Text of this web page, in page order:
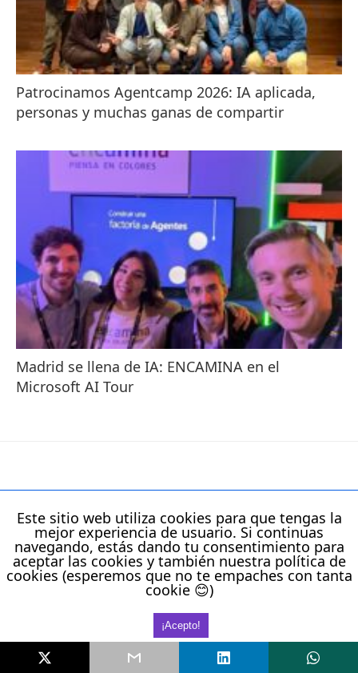
Patrocinamos Agentcamp 2026: IA aplicada,
personas y muchas ganas de compartir
Madrid se llena de IA: ENCAMINA en el
Microsoft AI Tour
No hay eventos
Este sitio web utiliza cookies para que tengas la
mejor experiencia de usuario. Si continuas
navegando, estás dando tu consentimiento para
aceptar las cookies y también nuestra política de
cookies (esperemos que no te empaches con tanta
cookie 😊)
¡Acepto!